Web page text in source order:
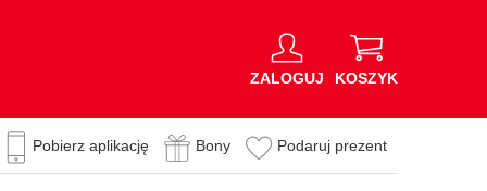
ZALOGUJ KOSZYK
Pobierz aplikację Bony Podaruj prezent